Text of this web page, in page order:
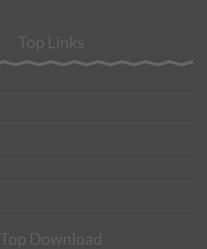
Top Links
Top Download